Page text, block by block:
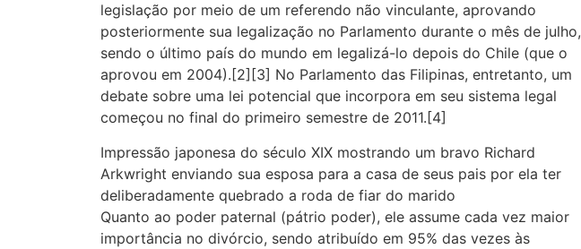
legislação por meio de um referendo não vinculante, aprovando
posteriormente sua legalização no Parlamento durante o mês de julho,
sendo o último país do mundo em legalizá-lo depois do Chile (que o
aprovou em 2004).[2][3] No Parlamento das Filipinas, entretanto, um
debate sobre uma lei potencial que incorpora em seu sistema legal
começou no final do primeiro semestre de 2011.[4]
Impressão japonesa do século XIX mostrando um bravo Richard
Arkwright enviando sua esposa para a casa de seus pais por ela ter
deliberadamente quebrado a roda de fiar do marido
Quanto ao poder paternal (pátrio poder), ele assume cada vez maior
importância no divórcio, sendo atribuído em 95% das vezes às